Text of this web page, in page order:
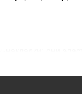
задач.